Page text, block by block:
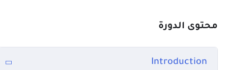
زيادة الشفافية
الجودة.
محتوى الدورة
Introduction